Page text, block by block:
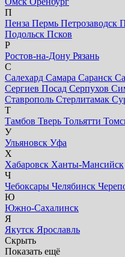
П
Пенза Пермь Петрозаводск
Подольск Псков
Р
Ростов-на-Дону Рязань
С
Салехард Самара Саранск
Сергиев Посад Серпухов
Ставрополь Стерлитамак
Т
Тамбов Тверь Тольятти
У
Ульяновск Уфа
Х
Хабаровск Ханты-Мансийск
Ч
Чебоксары Челябинск
Ю
Южно-Сахалинск
Я
Якутск Ярославль
Скрыть
Показать ещё